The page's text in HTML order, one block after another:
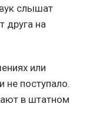
слышат
друга на
или
не поступало.
в штатном